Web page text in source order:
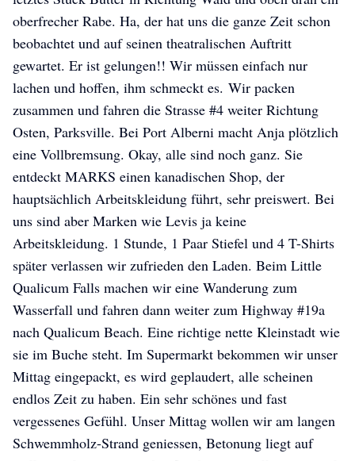
oberfrecher Rabe. Ha, der hat uns die ganze Zeit schon
beobachtet und auf seinen theatralischen Auftritt
gewartet. Er ist gelungen!! Wir müssen einfach nur
lachen und hoffen, ihm schmeckt es. Wir packen
zusammen und fahren die Strasse #4 weiter Richtung
Osten, Parksville. Bei Port Alberni macht Anja plötzlich
eine Vollbremsung. Okay, alle sind noch ganz. Sie
entdeckt MARKS einen kanadischen Shop, der
hauptsächlich Arbeitskleidung führt, sehr preiswert. Bei
uns sind aber Marken wie Levis ja keine
Arbeitskleidung. 1 Stunde, 1 Paar Stiefel und 4 T-Shirts
später verlassen wir zufrieden den Laden. Beim Little
Qualicum Falls machen wir eine Wanderung zum
Wasserfall und fahren dann weiter zum Highway #19a
nach Qualicum Beach. Eine richtige nette Kleinstadt wie
sie im Buche steht. Im Supermarkt bekommen wir unser
Mittag eingepackt, es wird geplaudert, alle scheinen
endlos Zeit zu haben. Ein sehr schönes und fast
vergessenes Gefühl. Unser Mittag wollen wir am langen
Schwemmholz-Strand geniessen, Betonung liegt auf